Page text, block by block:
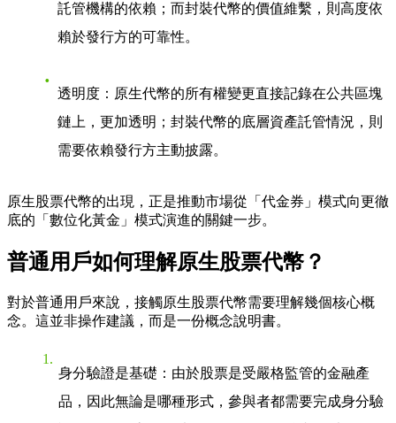
託管機構的依賴；而封裝代幣的價值維繫，則高度依
賴於發行方的可靠性。
透明度 ：原生代幣的所有權變更直接記錄在公共區塊
鏈上，更加透明；封裝代幣的底層資產託管情況，則
需要依賴發行方主動披露。
原生股票代幣的出現，正是推動市場從「代金券」模式向更徹
底的「數位化黃金」模式演進的關鍵一步。
普通用戶如何理解原生股票代幣？
對於普通用戶來說，接觸原生股票代幣需要理解幾個核心概
念。這並非操作建議，而是一份概念說明書。
身分驗證是基礎 ：由於股票是受嚴格監管的金融產
品，因此無論是哪種形式，參與者都需要完成身分驗